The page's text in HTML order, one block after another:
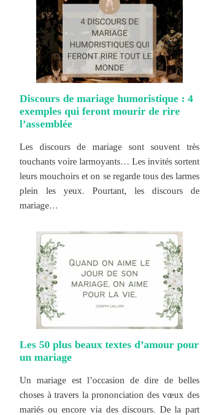
Discours de mariage humoristique : 4
exemples qui feront mourir de rire
l’assemblée
Les discours de mariage sont souvent très
touchants voire larmoyants… Les invités sortent
leurs mouchoirs et on se regarde tous des larmes
plein les yeux. Pourtant, les discours de
mariage…
Les 50 plus beaux textes d’amour pour
un mariage
Un mariage est l’occasion de dire de belles
choses à travers la prononciation des vœux des
mariés ou encore via des discours. De la part